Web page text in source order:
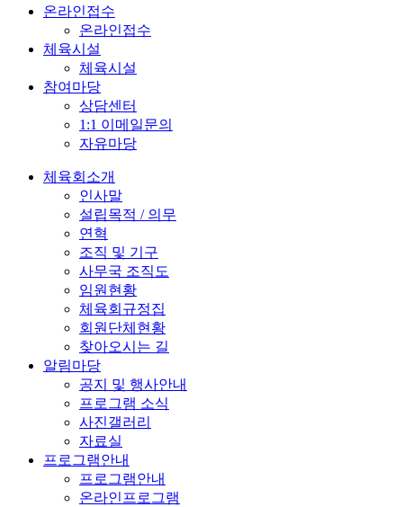
온라인접수
온라인접수
체육시설
체육시설
참여마당
상담센터
1:1 이메일문의
자유마당
체육회소개
인사말
설립목적 / 의무
연혁
조직 및 기구
사무국 조직도
임원현황
체육회규정집
회원단체현황
찾아오시는 길
알림마당
공지 및 행사안내
프로그램 소식
사진갤러리
자료실
프로그램안내
프로그램안내
온라인프로그램